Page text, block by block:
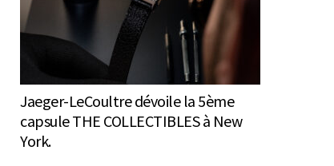
Jaeger-LeCoultre dévoile la 5ème
capsule THE COLLECTIBLES à New
York.